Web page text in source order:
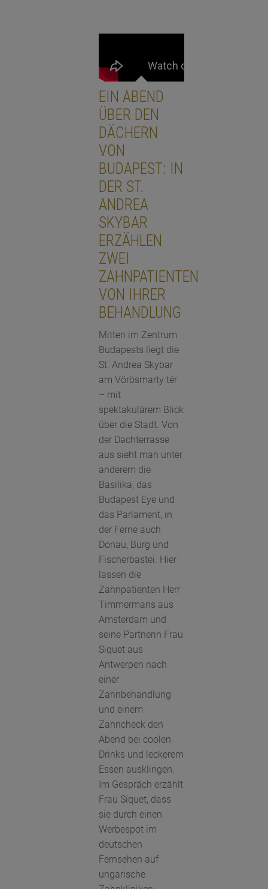
EIN ABEND
ÜBER DEN
DÄCHERN
VON
BUDAPEST: IN
DER ST.
ANDREA
SKYBAR
ERZÄHLEN
ZWEI
ZAHNPATIENTEN
VON IHRER
BEHANDLUNG
Mitten im Zentrum
Budapests liegt die
St. Andrea Skybar
am Vörösmarty tér
– mit
spektakulärem Blick
über die Stadt. Von
der Dachterrasse
aus sieht man unter
anderem die
Basilika, das
Budapest Eye und
das Parlament, in
der Ferne auch
Donau, Burg und
Fischerbastei. Hier
lassen die
Zahnpatienten Herr
Timmermans aus
Amsterdam und
seine Partnerin Frau
Siquet aus
Antwerpen nach
einer
Zahnbehandlung
und einem
Zahncheck den
Abend bei coolen
Drinks und leckerem
Essen ausklingen.
Im Gespräch erzählt
Frau Siquet, dass
sie durch einen
Werbespot im
deutschen
Fernsehen auf
ungarische